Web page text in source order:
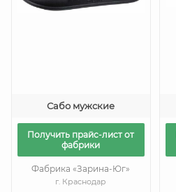
Сабо мужские
Получить прайс-лист от
фабрики
Фабрика «Зарина-Юг»
г. Краснодар